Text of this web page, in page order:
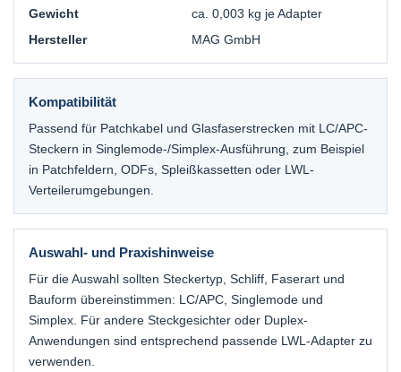
Gewicht
ca. 0,003 kg je Adapter
Hersteller
MAG GmbH
Kompatibilität
Passend für Patchkabel und Glasfaserstrecken mit LC/APC-
Steckern in Singlemode-/Simplex-Ausführung, zum Beispiel
in Patchfeldern, ODFs, Spleißkassetten oder LWL-
Verteilerumgebungen.
Auswahl- und Praxishinweise
Für die Auswahl sollten Steckertyp, Schliff, Faserart und
Bauform übereinstimmen: LC/APC, Singlemode und
Simplex. Für andere Steckgesichter oder Duplex-
Anwendungen sind entsprechend passende LWL-Adapter zu
verwenden.